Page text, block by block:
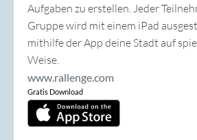
Aufgaben zu erstellen. Jeder
Gruppe wird mit einem iPad
mithilfe der App deine Stadt auf
Weise.
www.rallenge.com
Gratis Download